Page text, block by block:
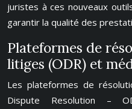
juristes à ces nouveaux
garantir la qualité des
Plateformes de
litiges (ODR) et
Les plateformes de
Dispute Resolution –